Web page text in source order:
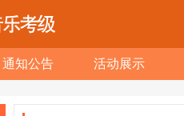
通知公告 活动展示